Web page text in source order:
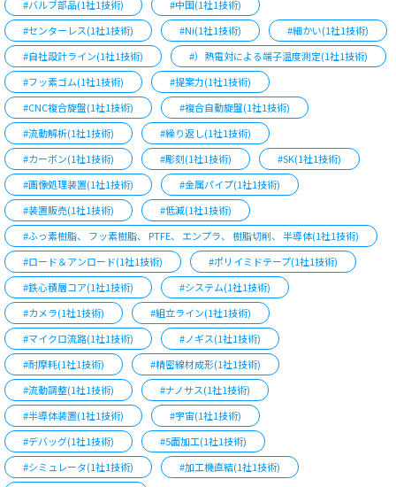
#バルブ部品(1社1技術)
#中国(1社1技術)
#センターレス(1社1技術)
#Ni(1社1技術)
#細かい(1社1技術)
#自社設計ライン(1社1技術)
#）熱電対による端子温度測定(1社1技術)
#フッ素ゴム(1社1技術)
#提案力(1社1技術)
#CNC複合旋盤(1社1技術)
#複合自動旋盤(1社1技術)
#流動解析(1社1技術)
#繰り返し(1社1技術)
#カーボン(1社1技術)
#彫刻(1社1技術)
#SK(1社1技術)
#画像処理装置(1社1技術)
#金属パイプ(1社1技術)
#装置販売(1社1技術)
#低減(1社1技術)
#ふっ素樹脂、 フッ素樹脂、 PTFE、 エンプラ、 樹脂切削、 半導体(1社1技術)
#ロード＆アンロード(1社1技術)
#ポリイミドテープ(1社1技術)
#鉄心積層コア(1社1技術)
#システム(1社1技術)
#カメラ(1社1技術)
#組立ライン(1社1技術)
#マイクロ流路(1社1技術)
#ノギス(1社1技術)
#耐摩耗(1社1技術)
#精密線材成形(1社1技術)
#流動調整(1社1技術)
#ナノサス(1社1技術)
#半導体装置(1社1技術)
#宇宙(1社1技術)
#デバッグ(1社1技術)
#5面加工(1社1技術)
#シミュレータ(1社1技術)
#加工機直結(1社1技術)